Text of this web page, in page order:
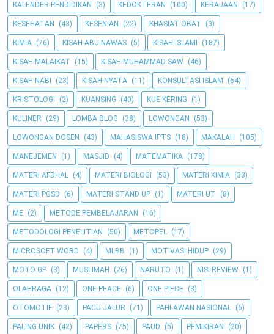
KALENDER PENDIDIKAN (3) KEDOKTERAN (100) KERAJAAN (17)
KESEHATAN (43) KESENIAN (22) KHASIAT OBAT (3)
KIMIA (76) KISAH ABU NAWAS (5) KISAH ISLAMI (187)
KISAH MALAIKAT (15) KISAH MUHAMMAD SAW (46)
KISAH NABI (23) KISAH NYATA (11) KONSULTASI ISLAM (64)
KRISTOLOGI (2) KUANSING (40) KUE KERING (1)
KULINER (29) LOMBA BLOG (38) LOWONGAN (53)
LOWONGAN DOSEN (43) MAHASISWA IPTS (18) MAKALAH (105)
MANEJEMEN (1) MASJID (4) MATEMATIKA (178)
MATERI AFDHAL (4) MATERI BIOLOGI (53) MATERI KIMIA (33)
MATERI PGSD (6) MATERI STAND UP (1) MATERI UT (8)
ME (2) METODE PEMBELAJARAN (16)
METODOLOGI PENELITIAN (50) METOPEL (17)
MICROSOFT WORD (4) MLBB (1) MOTIVASI HIDUP (29)
MOTO GP (3) MUSLIMAH (26) NARUTO (1) NISI REVIEW (1)
OLAHRAGA (12) ONE PEACE (6) ONE PIECE (3)
OTOMOTIF (23) PACU JALUR (71) PAHLAWAN NASIONAL (6)
PALING UNIK (42) PAPERS (75) PAUD (5) PEMIKIRAN (20)